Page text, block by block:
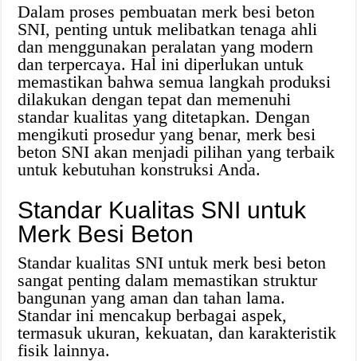
Dalam proses pembuatan merk besi beton
SNI, penting untuk melibatkan tenaga ahli
dan menggunakan peralatan yang modern
dan terpercaya. Hal ini diperlukan untuk
memastikan bahwa semua langkah produksi
dilakukan dengan tepat dan memenuhi
standar kualitas yang ditetapkan. Dengan
mengikuti prosedur yang benar, merk besi
beton SNI akan menjadi pilihan yang terbaik
untuk kebutuhan konstruksi Anda.
Standar Kualitas SNI untuk
Merk Besi Beton
Standar kualitas SNI untuk merk besi beton
sangat penting dalam memastikan struktur
bangunan yang aman dan tahan lama.
Standar ini mencakup berbagai aspek,
termasuk ukuran, kekuatan, dan karakteristik
fisik lainnya.